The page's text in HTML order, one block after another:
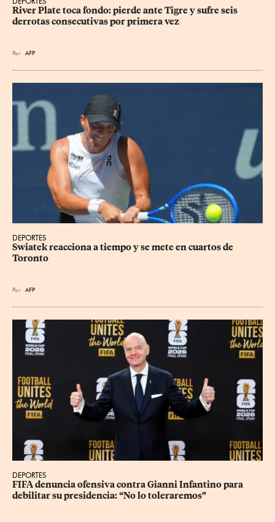
River Plate toca fondo: pierde ante Tigre y sufre seis
derrotas consecutivas por primera vez
Por AFP
DEPORTES
Swiatek reacciona a tiempo y se mete en cuartos de
Toronto
Por AFP
DEPORTES
FIFA denuncia ofensiva contra Gianni Infantino para
debilitar su presidencia: “No lo toleraremos”